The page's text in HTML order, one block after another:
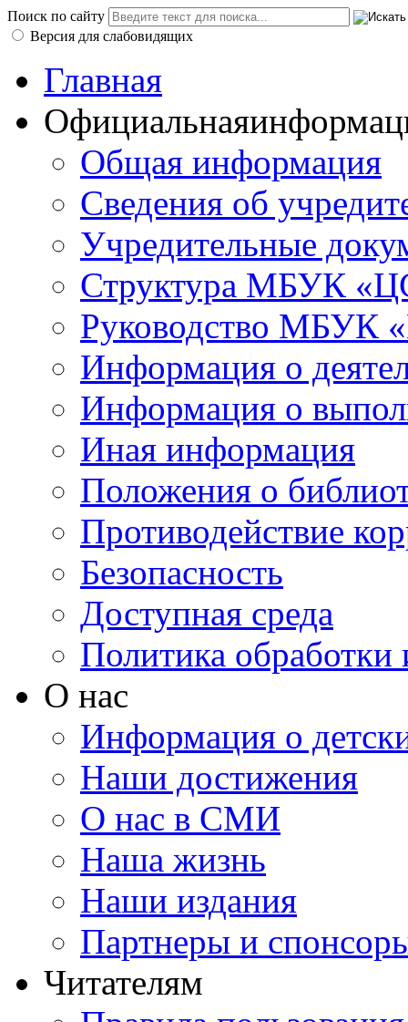
Поиск по сайту
Версия для слабовидящих
Главная
Официальная
Общая информация
Сведения об
Учредительные
Структура МБУК
Руководство МБУК
Информация о
Информация о
Иная информация
Положения о
Противодействие
Безопасность
Доступная среда
Политика
О нас
Информация о
Наши достижения
О нас в СМИ
Наша жизнь
Наши издания
Партнеры и
Читателям